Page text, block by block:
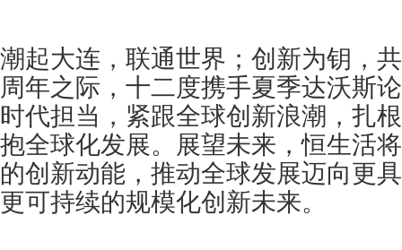
潮起大连，联通世界；创新为钥，
周年之际，十二度携手夏季达沃斯
时代担当，紧跟全球创新浪潮，扎
抱全球化发展。展望未来，恒生活
的创新动能，推动全球发展迈向更
更可持续的规模化创新未来。